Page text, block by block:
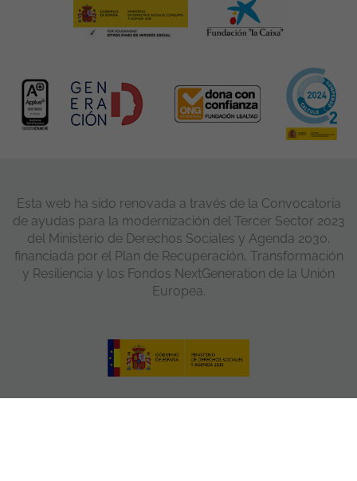
Esta web ha sido renovada a través de la Convocatoria
de ayudas para la modernización del Tercer Sector 2023
del Ministerio de Derechos Sociales y Agenda 2030,
financiada por el Plan de Recuperación, Transformación
y Resiliencia y los Fondos NextGeneration de la Unión
Europea.